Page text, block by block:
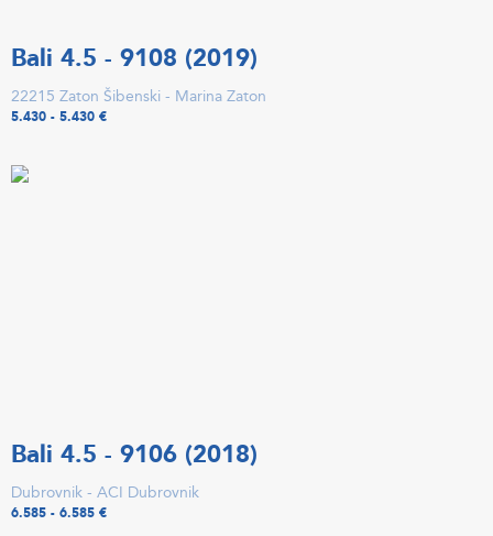
Bali 4.5 - 9108 (2019)
22215 Zaton Šibenski - Marina Zaton
5.430 - 5.430 €
Bali 4.5 - 9106 (2018)
Dubrovnik - ACI Dubrovnik
6.585 - 6.585 €